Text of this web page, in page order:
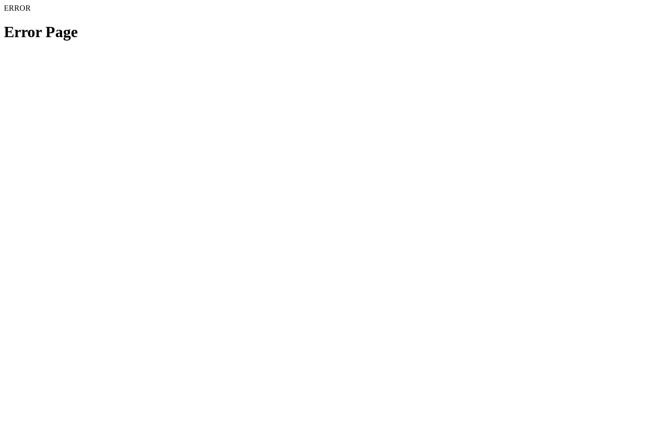
ERROR
Error Page